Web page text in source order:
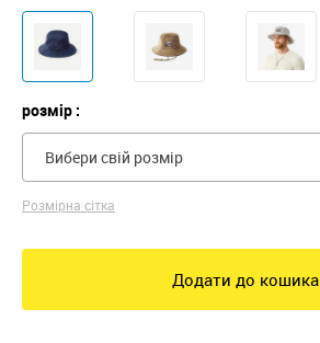
розмір :
Вибери свій розмір
Розмірна сітка
Додати до кошика